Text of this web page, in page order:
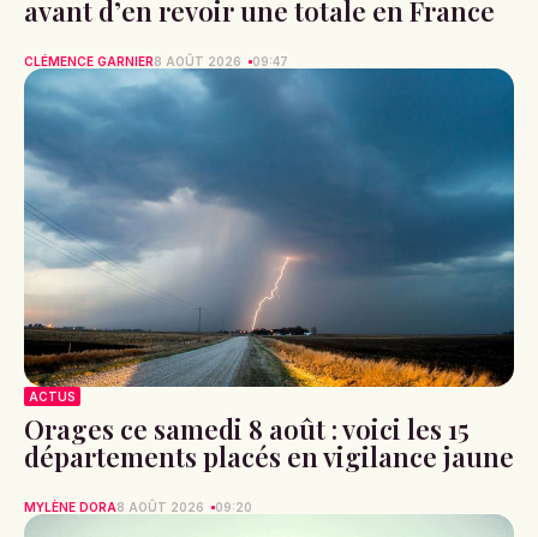
avant d’en revoir une totale en France
CLÉMENCE GARNIER8 AOÛT 2026 09:47
ACTUS
Orages ce samedi 8 août : voici les 15
départements placés en vigilance jaune
MYLÈNE DORA8 AOÛT 2026 09:20